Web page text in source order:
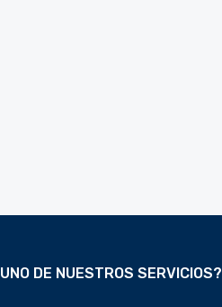
DE NUESTROS SERVICIOS?